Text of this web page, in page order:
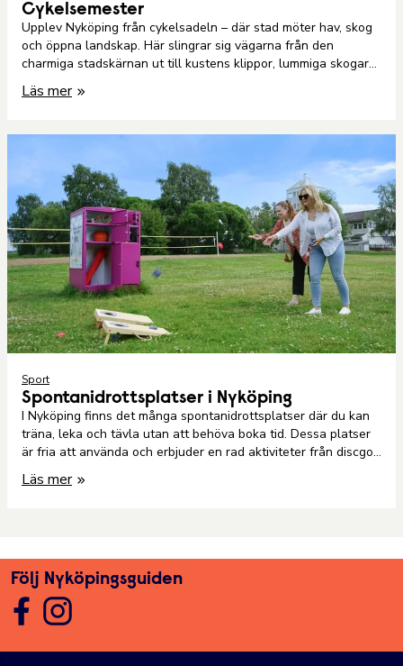
Cykelsemester
Upplev Nyköping från cykelsadeln – där stad möter hav, skog
och öppna landskap. Här slingrar sig vägarna från den
charmiga stadskärnan ut till kustens klippor, lummiga skogar
och historiska pärlor. .
Läs mer
Sport
Spontanidrottsplatser i Nyköping
I Nyköping finns det många spontanidrottsplatser där du kan
träna, leka och tävla utan att behöva boka tid. Dessa platser
är fria att använda och erbjuder en rad aktiviteter från discgolf
till skateboardparker. Här är en översikt över några av de
bästa platserna att besöka.
Läs mer
Följ Nyköpingsguiden